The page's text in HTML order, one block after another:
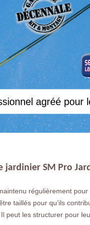
agréé pour
jardinier SM Pro
régulièrement
taillés pour qu’ils
peut les structurer pour